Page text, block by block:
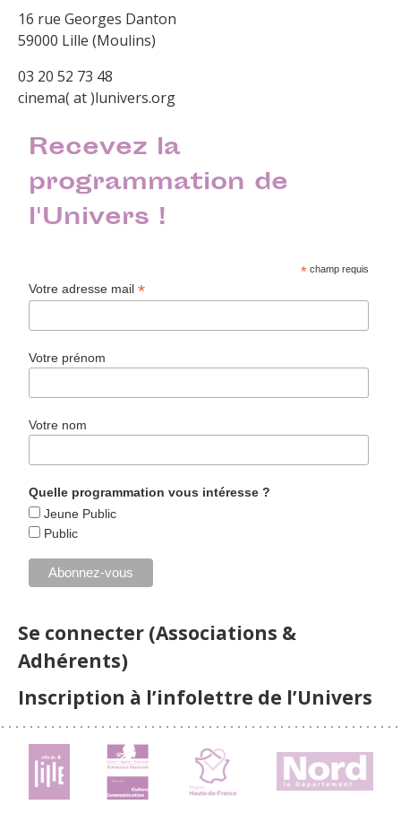
16 rue Georges Danton
59000 Lille (Moulins)
03 20 52 73 48
cinema( at )lunivers.org
Recevez la
programmation de
l'Univers !
* champ requis
Votre adresse mail*
Votre prénom
Votre nom
Quelle programmation vous intéresse ?
Jeune Public
Public
Se connecter (Associations &
Adhérents)
Inscription à l’infolettre de l’Univers